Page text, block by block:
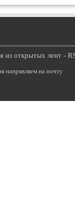
из открытых лент -
напрявляем на почту